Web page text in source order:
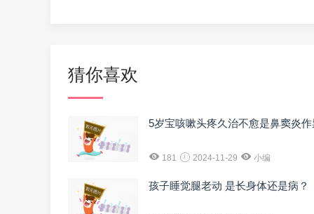
猜你喜欢
5岁宝咳嗽头疼久治不愈是鼻窦炎作
181 2024-11-29 小编
孩子睡觉腿老动 是长身体还是病？